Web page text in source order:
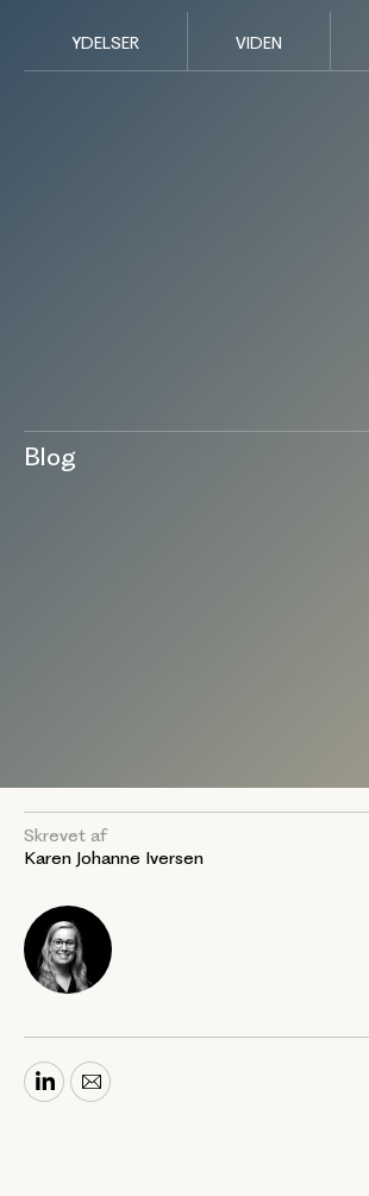
YDELSER VIDEN
Blog
Skrevet af
Karen Johanne Iversen